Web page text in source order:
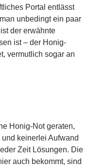
Portal entlässt
unbedingt ein paar
der erwähnte
ist – der Honig-
vermutlich sogar an
Honig-Not geraten,
keinerlei Aufwand
Zeit Lösungen. Die
auch bekommt, sind